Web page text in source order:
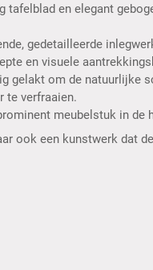
en elegant
gedetailleerde
en visuele
gelakt om de natuurlijke
te verfraaien.
meubelstuk in
ook een kunstwerk dat